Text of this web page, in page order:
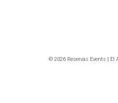
© 2026 Reservas Events | El